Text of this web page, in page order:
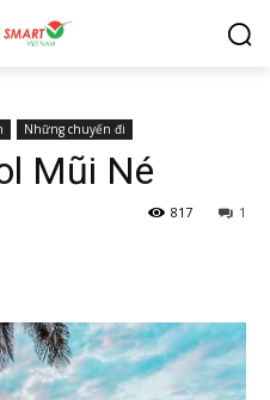
Những chuyến đi
Mũi Né
1
817